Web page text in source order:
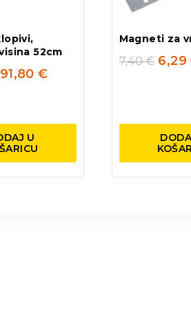
52cm
91,80€
U
Magneti za
7,40€ 6,29